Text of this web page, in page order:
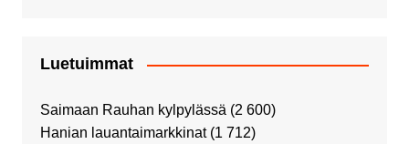
Luetuimmat
Saimaan Rauhan kylpylässä (2 600)
Hanian lauantaimarkkinat (1 712)